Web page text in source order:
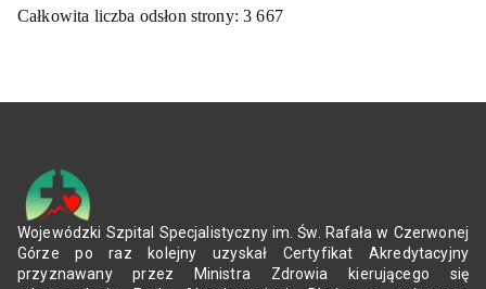
Całkowita liczba odsłon strony:3 667
Wojewódzki Szpital Specjalistyczny im. Św. Rafała w Czerwonej
Górze po raz kolejny uzyskał Certyfikat Akredytacyjny
przyznawany przez Ministra Zdrowia kierującego się